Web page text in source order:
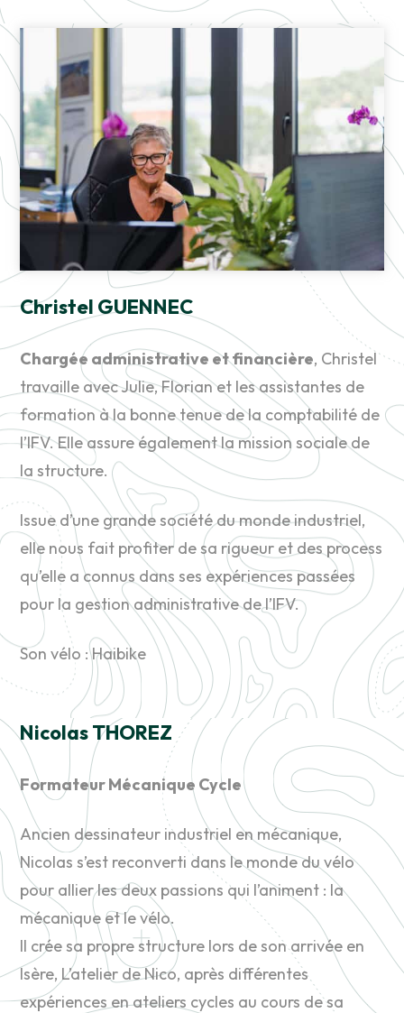
Christel GUENNEC
Chargée administrative et financière, Christel
travaille avec Julie, Florian et les assistantes de
formation à la bonne tenue de la comptabilité de
l’IFV. Elle assure également la mission sociale de
la structure.
Issue d’une grande société du monde industriel,
elle nous fait profiter de sa rigueur et des process
qu’elle a connus dans ses expériences passées
pour la gestion administrative de l’IFV.
Son vélo : Haibike
Nicolas THOREZ
Formateur Mécanique Cycle
Ancien dessinateur industriel en mécanique,
Nicolas s’est reconverti dans le monde du vélo
pour allier les deux passions qui l’animent : la
mécanique et le vélo.
Il crée sa propre structure lors de son arrivée en
Isère, L’atelier de Nico, après différentes
expériences en ateliers cycles au cours de sa